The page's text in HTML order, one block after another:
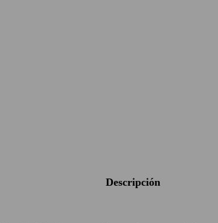
descripción